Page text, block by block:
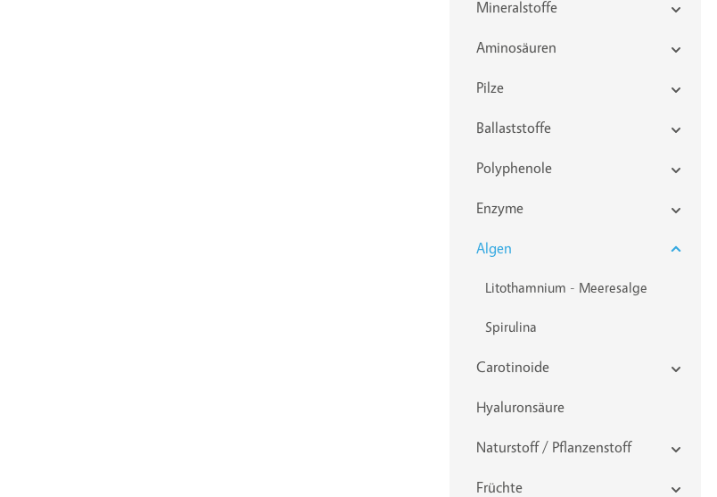
Mineralstoffe
Aminosäuren
Pilze
Ballaststoffe
Polyphenole
Enzyme
Algen
Litothamnium - Meeresalge
Spirulina
Carotinoide
Hyaluronsäure
Naturstoff / Pflanzenstoff
Früchte
benutze die Schaltflächen um die Anzahl zu erhöhen oder zu reduzieren.